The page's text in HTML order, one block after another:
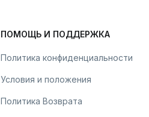
ПОМОЩЬ И ПОДДЕРЖКА
Политика конфиденциальности
Условия и положения
Политика Возврата